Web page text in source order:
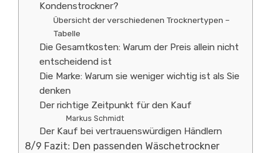
Kondenstrockner?
Übersicht der verschiedenen Trocknertypen –
Tabelle
Die Gesamtkosten: Warum der Preis allein nicht
entscheidend ist
Die Marke: Warum sie weniger wichtig ist als Sie
denken
Der richtige Zeitpunkt für den Kauf
Markus Schmidt
Der Kauf bei vertrauenswürdigen Händlern
8/9 Fazit: Den passenden Wäschetrockner